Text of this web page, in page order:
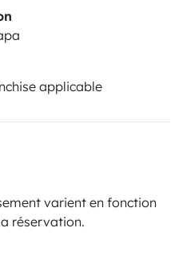
applicable
varient en fonction
réservation.